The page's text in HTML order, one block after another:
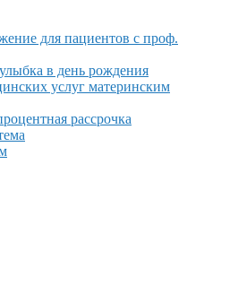
для пациентов с проф.
в день рождения
услуг материнским
рассрочка